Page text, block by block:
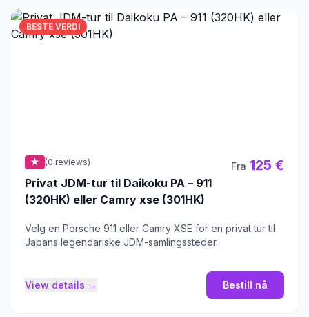
BESTE VERDI
★ (0 reviews)
Privat JDM-tur til Daikoku PA – 911
(320HK) eller Camry xse (301HK)
Fra 125 €
Velg en Porsche 911 eller Camry XSE for en privat tur til
Japans legendariske JDM-samlingssteder.
View details → Bestill nå